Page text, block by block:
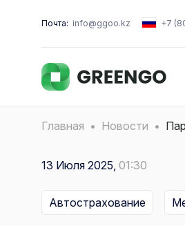
Почта: info@ggoo.kz +7
Главная Новости
13 Июля 2025, 01:30
Автострахование